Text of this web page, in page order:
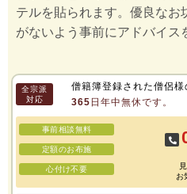
テルを貼られます。優良なお
がないよう事前にアドバイス
全宗派
対応
僧籍簿登録された僧侶様
365日年中無休です。
事前相談無料
定額のお布施
心付け不要
お